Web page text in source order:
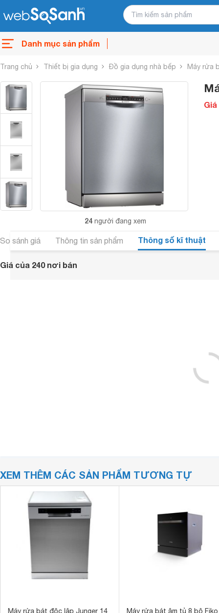
Danh mục sản phẩm
Trang chủ Thiết bị gia dụng Đồ gia dụng nhà bếp Máy rửa
24 người đang xem
Giá
So sánh giá Thông tin sản phẩm Thông số kĩ thuật
Giá của 240 nơi bán
XEM THÊM CÁC SẢN PHẨM TƯƠNG TỰ
Máy rửa bát độc lập Junger 14
Máy rửa bát âm tủ 8 bộ Fiko